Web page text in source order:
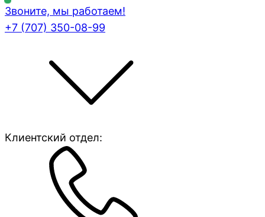
Звоните, мы работаем!
+7 (707) 350-08-99
Клиентский отдел: